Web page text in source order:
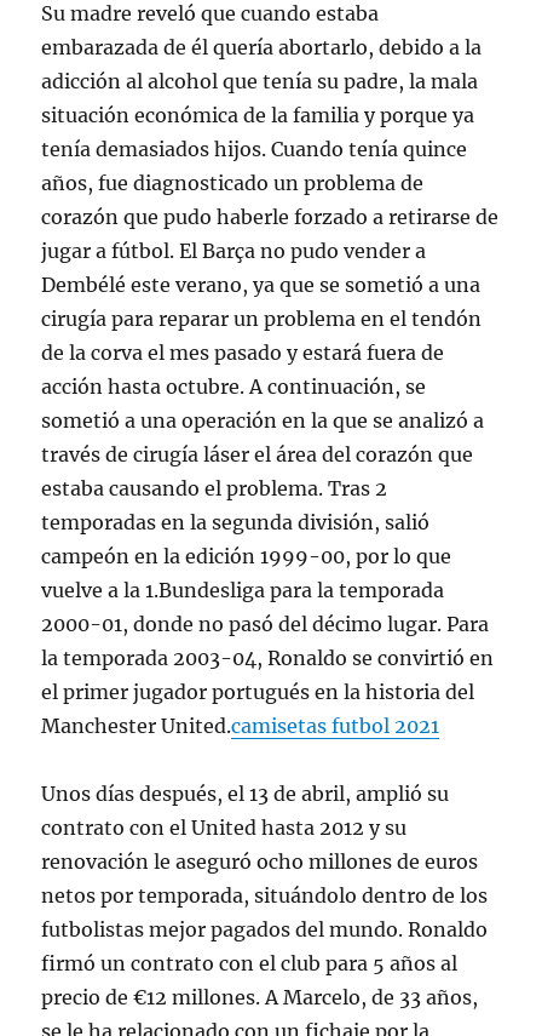
Su madre reveló que cuando estaba
embarazada de él quería abortarlo, debido a la
adicción al alcohol que tenía su padre, la mala
situación económica de la familia y porque ya
tenía demasiados hijos. Cuando tenía quince
años, fue diagnosticado un problema de
corazón que pudo haberle forzado a retirarse de
jugar a fútbol. El Barça no pudo vender a
Dembélé este verano, ya que se sometió a una
cirugía para reparar un problema en el tendón
de la corva el mes pasado y estará fuera de
acción hasta octubre. A continuación, se
sometió a una operación en la que se analizó a
través de cirugía láser el área del corazón que
estaba causando el problema. Tras 2
temporadas en la segunda división, salió
campeón en la edición 1999-00, por lo que
vuelve a la 1.Bundesliga para la temporada
2000-01, donde no pasó del décimo lugar. Para
la temporada 2003-04, Ronaldo se convirtió en
el primer jugador portugués en la historia del
Manchester United.camisetas futbol 2021
Unos días después, el 13 de abril, amplió su
contrato con el United hasta 2012 y su
renovación le aseguró ocho millones de euros
netos por temporada, situándolo dentro de los
futbolistas mejor pagados del mundo. Ronaldo
firmó un contrato con el club para 5 años al
precio de €12 millones. A Marcelo, de 33 años,
se le ha relacionado con un fichaje por la